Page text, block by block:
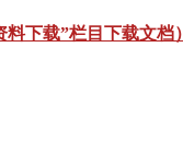
料下载”栏目下载文档）